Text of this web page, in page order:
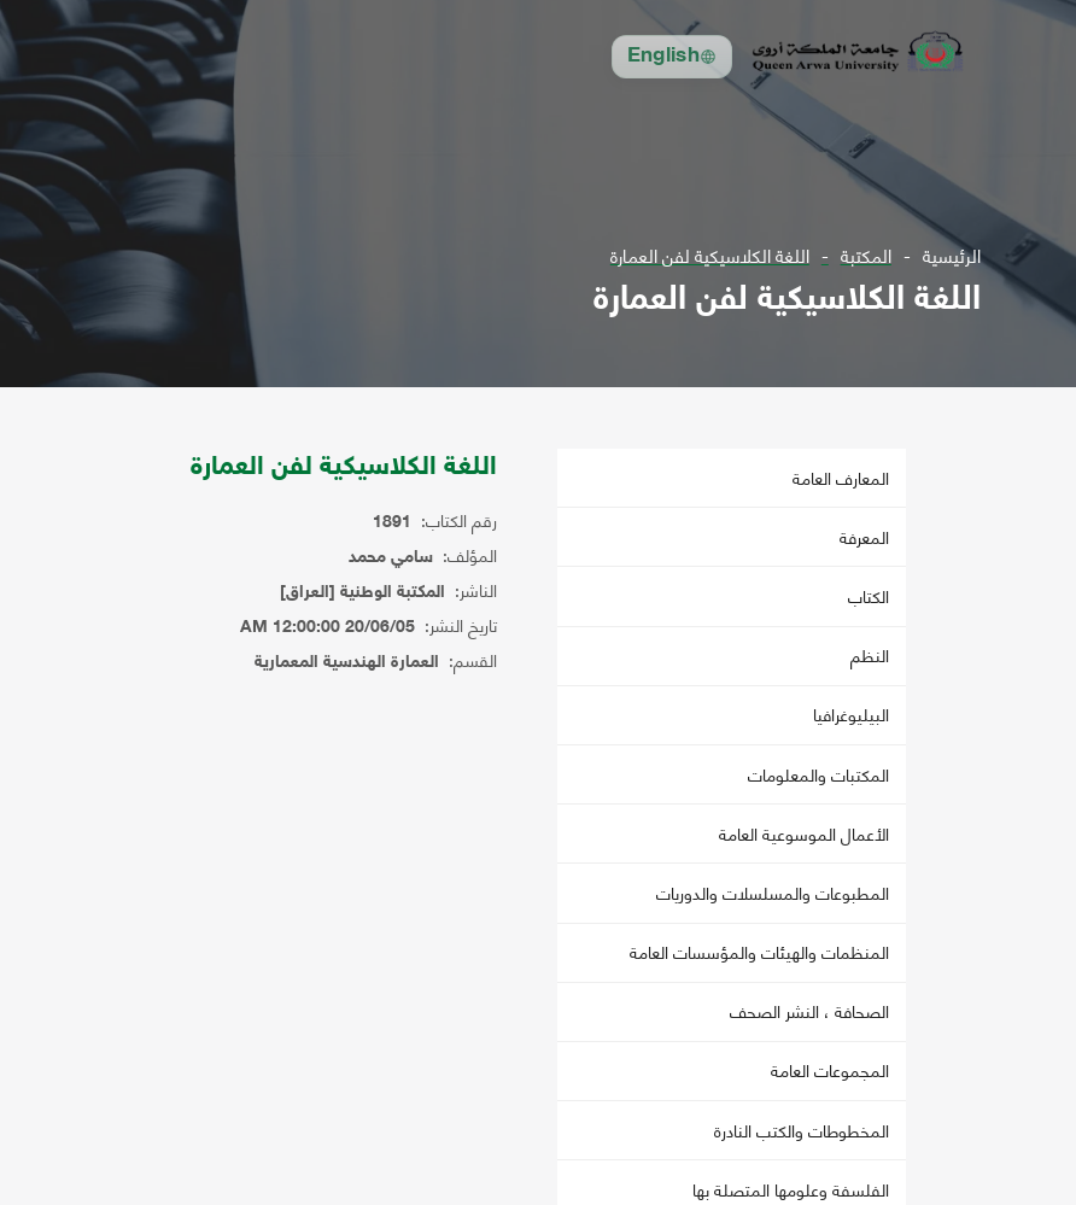
English
الرئيسية المكتبة اللغة الكلاسيكية لفن العمارة
اللغة الكلاسيكية لفن العمارة
المعارف العامة
المعرفة
الكتاب
النظم
البيليوغرافيا
المكتبات والمعلومات
الأعمال الموسوعية العامة
المطبوعات والمسلسلات والدوريات
المنظمات والهيئات والمؤسسات العامة
الصحافة ، النشر الصحف
المجموعات العامة
المخطوطات والكتب النادرة
الفلسفة وعلومها المتصلة بها
اللغة الكلاسيكية لفن العمارة
رقم الكتاب: 1891
المؤلف: سامي محمد
الناشر: المكتبة الوطنية [العراق]
تاريخ النشر: 20/06/05 12:00:00 AM
القسم: العمارة الهندسية المعمارية